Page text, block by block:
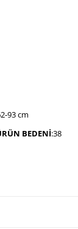
93 cm
BEDENİ:38